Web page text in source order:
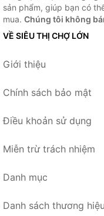
sản phẩm, giúp bạn có
mua. Chúng tôi không
VỀ SIÊU THỊ CHỢ LỚN
Giới thiệu
Chính sách bảo mật
Điều khoản sử dụng
Miễn trừ trách nhiệm
Danh mục
Danh sách thương hiệu